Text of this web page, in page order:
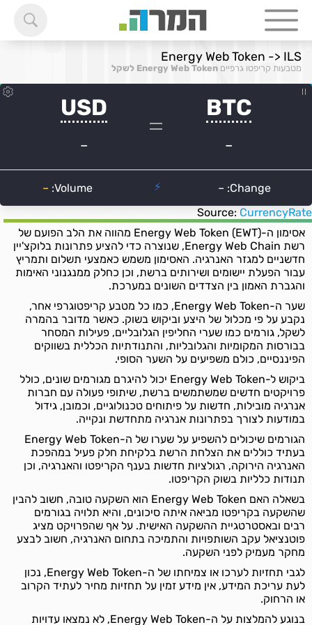
Energy Web Token -> ILS
מטבעות קריפטו גרפיים Energy Web Token לשקל
Source: CurrencyRate
אסימון ה-Energy Web Token (EWT) מהווה את הלב הפועם של
רשת Energy Web Chain, שנוצרה כדי להציע פתרונות בלוקצ'יין
חדשניים למגזר האנרגיה. האסימון משמש כאמצעי תשלום ותמריץ
עבור הפעלת יישומים ושירותים ברשת, וכן כחלק ממנגנוני האימות
והגברת האמון בין הצדדים השונים במערכת.
שער ה-Energy Web Token, כמו כל מטבע קריפטוגרפי אחר,
נקבע על פי מכלול של היצע וביקוש בשוק. כאשר מדובר בהמרה
לשקל, גורמים כמו שערי החליפין הגלובליים, פעילות המסחר
בבורסות המקומיות והגלובליות, והתנודתיות הכללית בשווקים
הפיננסיים, כולם משפיעים על השער הסופי.
ביקוש ל-Energy Web Token יכול להיגרם מגורמים שונים, כולל
פרויקטים חדשים שמשתמשים ברשת, שיתופי פעולה עם חברות
אנרגיה מובילות, חדשות על פיתוחים טכנולוגיים, וכמובן, גידול
במודעות לצורך בפתרונות אנרגיה מתחדשת ונקייה.
הגורמים שיכולים להשפיע על שערו של ה-Energy Web Token
בעתיד כוללים את הצלחת הרשת בלקיחת חלק פעיל במהפכת
האנרגיה הירוקה, רגולציות חדשות בענף הקריפטו והאנרגיה, וכן
תנודות כלליות בשוק הקריפטו.
בשאלה האם Energy Web Token הוא השקעה טובה, חשוב להבין
שהשקעה בקריפטו מביאה איתה סיכונים, והיא תלויה בגורמים
רבים ובאסטרטגיית ההשקעה האישית. על אף שהפרויקט מציג
פוטנציאל עקב השותפויות והתמיכה בתחום האנרגיה, חשוב לבצע
מחקר מעמיק לפני השקעה.
לגבי תחזיות לערכו או צמיחתו של ה-Energy Web Token, נכון
לעת עריכת המידע, אין מידע זמין על תחזיות מחיר לעתיד הקרוב
או הרחוק.
בנוגע להמלצות על ה-Energy Web Token, לא נמצאו עדויות